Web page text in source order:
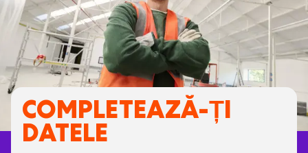
COMPLETEAZĂ-ȚI
DATELE